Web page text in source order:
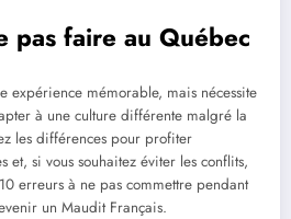
pas faire au Québec
expérience mémorable, mais nécessite
à une culture différente malgré la
les différences pour profiter
et, si vous souhaitez éviter les conflits,
erreurs à ne pas commettre pendant
un Maudit Français.